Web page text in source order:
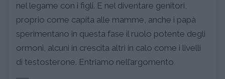
nel legame con i figli. E nel diventare genitori,
proprio come capita alle mamme, anche i papà
sperimentano in questa fase il ruolo potente degli
ormoni, alcuni in crescita altri in calo come i livelli
di testosterone. Entriamo nell’argomento